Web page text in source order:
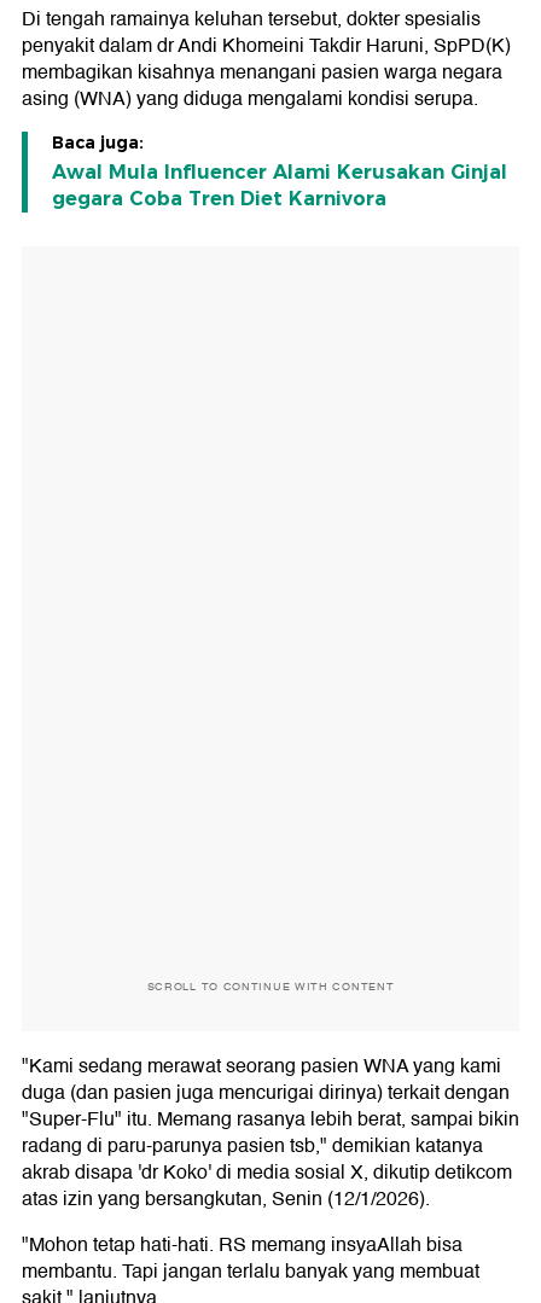
Di tengah ramainya keluhan tersebut, dokter spesialis
penyakit dalam dr Andi Khomeini Takdir Haruni, SpPD(K)
membagikan kisahnya menangani pasien warga negara
asing (WNA) yang diduga mengalami kondisi serupa.
Baca juga:
Awal Mula Influencer Alami Kerusakan Ginjal
gegara Coba Tren Diet Karnivora
SCROLL TO CONTINUE WITH CONTENT
"Kami sedang merawat seorang pasien WNA yang kami
duga (dan pasien juga mencurigai dirinya) terkait dengan
"Super-Flu" itu. Memang rasanya lebih berat, sampai bikin
radang di paru-parunya pasien tsb," demikian katanya
akrab disapa 'dr Koko' di media sosial X, dikutip detikcom
atas izin yang bersangkutan, Senin (12/1/2026).
"Mohon tetap hati-hati. RS memang insyaAllah bisa
membantu. Tapi jangan terlalu banyak yang membuat